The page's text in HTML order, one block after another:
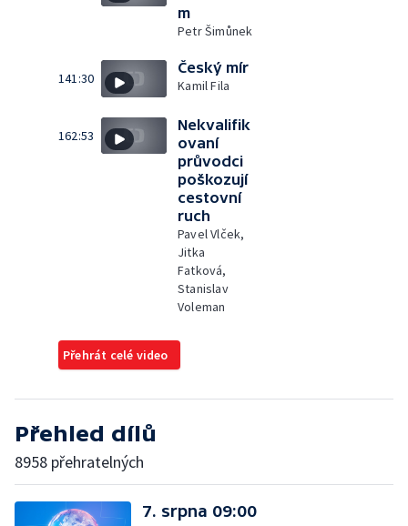
m
Petr Šimůnek
141:30
Český mír
Kamil Fila
162:53
Nekvalifik
ovaní
průvodci
poškozují
cestovní
ruch
Pavel Vlček,
Jitka
Fatková,
Stanislav
Voleman
Přehrát celé video
Přehled dílů
8958 přehratelných
7. srpna 09:00